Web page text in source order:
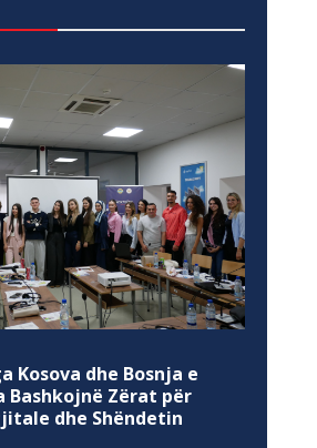
Kosova dhe Bosnja e
Bashkojnë Zërat për
dhe Shëndetin